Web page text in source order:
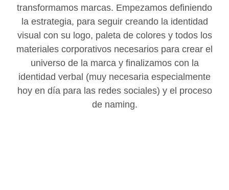
transformamos marcas. Empezamos definiendo
la estrategia, para seguir creando la identidad
visual con su logo, paleta de colores y todos los
materiales corporativos necesarios para crear el
universo de la marca y finalizamos con la
identidad verbal (muy necesaria especialmente
hoy en día para las redes sociales) y el proceso
de naming.